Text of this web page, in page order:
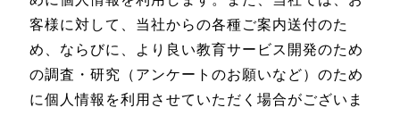
客様に対して、当社からの各種ご案内送付のた
め、ならびに、より良い教育サービス開発のため
の調査・研究（アンケートのお願いなど）のため
に個人情報を利用させていただく場合がございま